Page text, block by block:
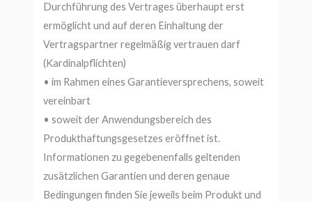
Durchführung des Vertrages überhaupt erst
ermöglicht und auf deren Einhaltung der
Vertragspartner regelmäßig vertrauen darf
(Kardinalpflichten)
• im Rahmen eines Garantieversprechens, soweit
vereinbart
• soweit der Anwendungsbereich des
Produkthaftungsgesetzes eröffnet ist.
Informationen zu gegebenenfalls geltenden
zusätzlichen Garantien und deren genaue
Bedingungen finden Sie jeweils beim Produkt und